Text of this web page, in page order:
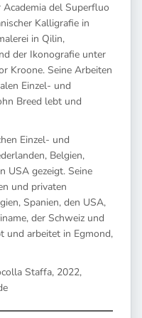
del Superfluo
Kalligrafie in
in Qilin,
der Ikonografie unter
Kroone. Seine Arbeiten
Einzel- und
Breed lebt und
Einzel- und
Belgien,
USA gezeigt. Seine
und privaten
Spanien, den USA,
der Schweiz und
und arbeitet in Egmond,
Staffa, 2022,